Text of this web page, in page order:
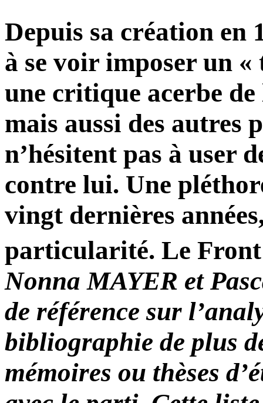
Depuis sa création en
à se voir imposer un
une critique acerbe
mais aussi des autres
n’hésitent pas à user
contre lui. Une
vingt dernières
particularité. Le
Nonna MAYER et
de référence sur
bibliographie de plus
mémoires ou thèses